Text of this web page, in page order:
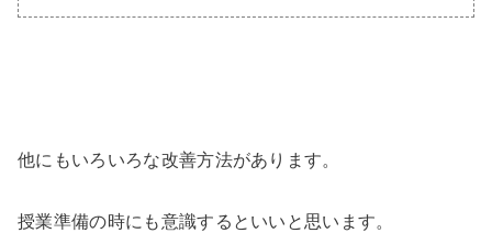
他にもいろいろな改善方法があります。
授業準備の時にも意識するといいと思います。